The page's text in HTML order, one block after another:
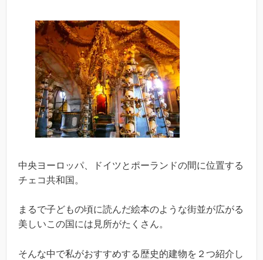
中央ヨーロッパ、ドイツとポーランドの間に位置する
チェコ共和国。
まるで子どもの頃に読んだ絵本のような街並が広がる
美しいこの国には見所がたくさん。
そんな中で私がおすすめする歴史的建物を２つ紹介し